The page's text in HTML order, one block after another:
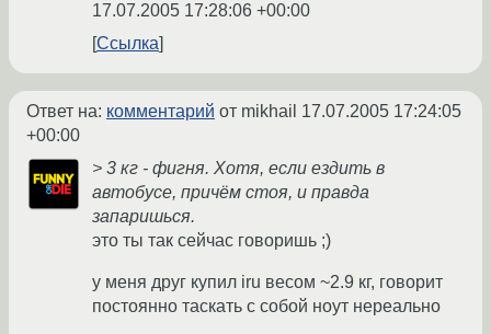
17.07.2005 17:28:06 +00:00
Ссылка
Ответ на: комментарий от mikhail 17.07.2005 17:24:05
+00:00
> 3 кг - фигня. Хотя, если ездить в
автобусе, причём стоя, и правда
запаришься.
это ты так сейчас говоришь ;)
у меня друг купил iru весом ~2.9 кг, говорит
постоянно таскать с собой ноут нереально